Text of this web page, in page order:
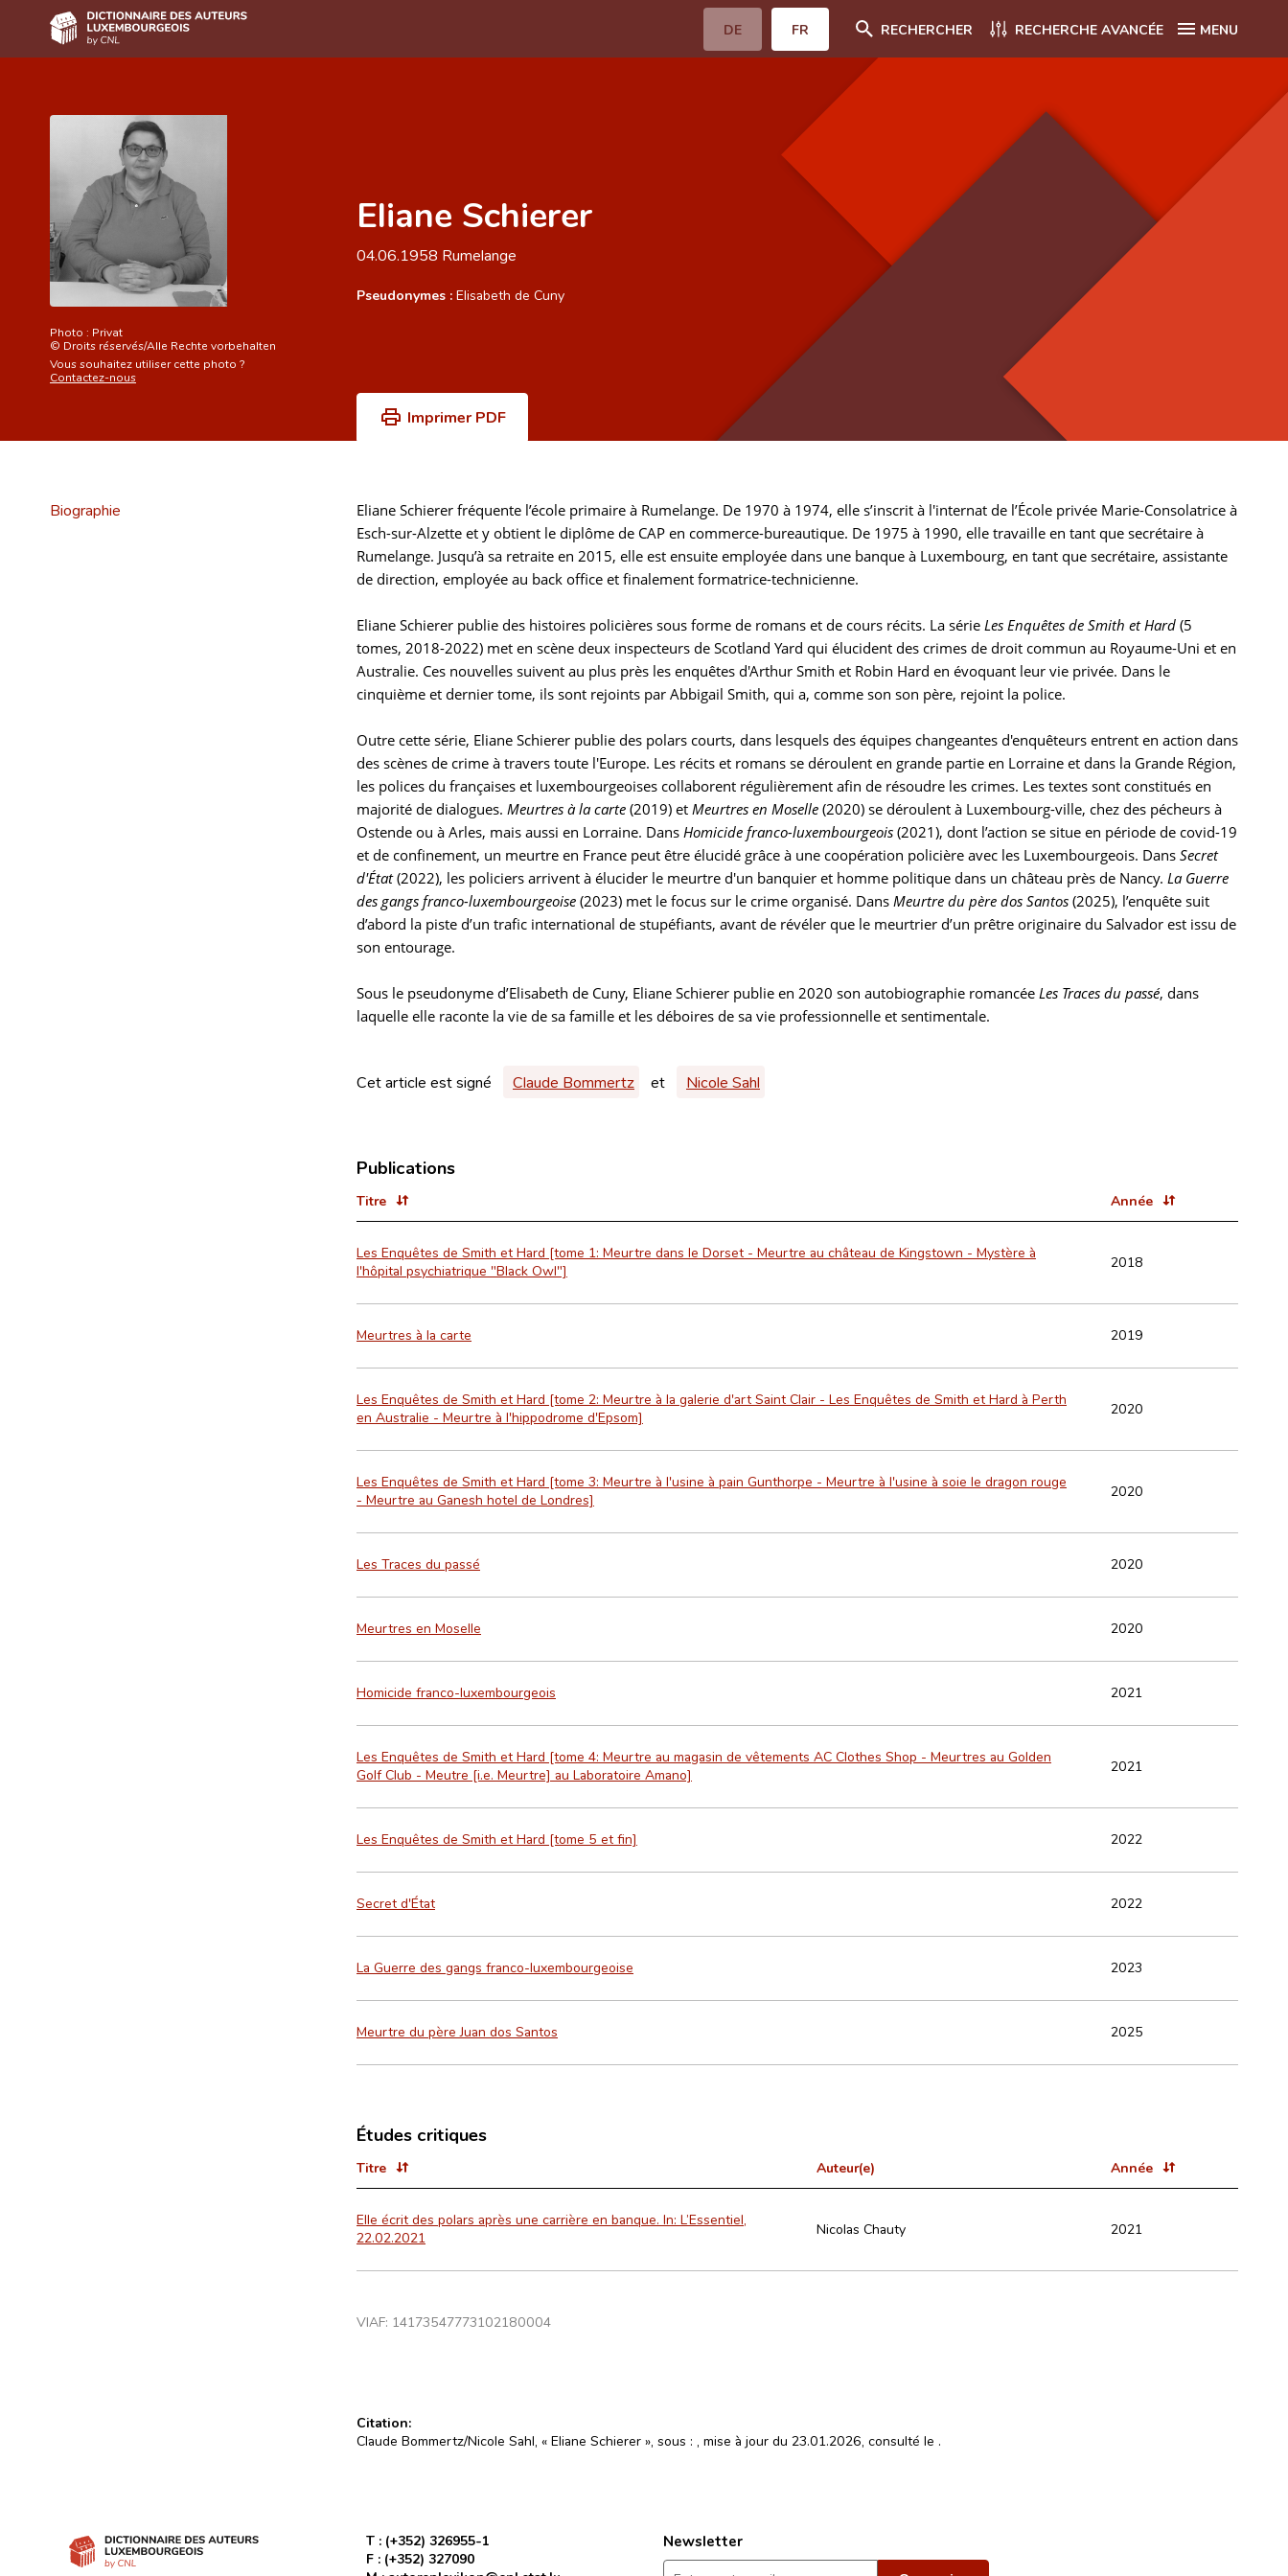
DE FR RECHERCHER RECHERCHE AVANCÉE MENU
Auteur(e)s A-Z
Recherche avancée
Foire aux questions
CNL
Équipe scientifique
Contact
Photo : Privat
© Droits réservés/Alle Rechte vorbehalten
Vous souhaitez utiliser cette photo ?
Contactez-nous
Eliane Schierer
04.06.1958 Rumelange
Pseudonymes : Elisabeth de Cuny
Imprimer PDF
Biographie
Eliane Schierer fréquente l’école primaire à Rumelange. De 1970 à 1974, elle s’inscrit à l'internat de l’École privée Marie-Consolatrice à
Esch-sur-Alzette et y obtient le diplôme de CAP en commerce-bureautique. De 1975 à 1990, elle travaille en tant que secrétaire à
Rumelange. Jusqu’à sa retraite en 2015, elle est ensuite employée dans une banque à Luxembourg, en tant que secrétaire, assistante
de direction, employée au back office et finalement formatrice-technicienne.
Eliane Schierer publie des histoires policières sous forme de romans et de cours récits. La série Les Enquêtes de Smith et Hard (5
tomes, 2018-2022) met en scène deux inspecteurs de Scotland Yard qui élucident des crimes de droit commun au Royaume-Uni et en
Australie. Ces nouvelles suivent au plus près les enquêtes d'Arthur Smith et Robin Hard en évoquant leur vie privée. Dans le
cinquième et dernier tome, ils sont rejoints par Abbigail Smith, qui a, comme son son père, rejoint la police.
Outre cette série, Eliane Schierer publie des polars courts, dans lesquels des équipes changeantes d'enquêteurs entrent en action dans
des scènes de crime à travers toute l'Europe. Les récits et romans se déroulent en grande partie en Lorraine et dans la Grande Région,
les polices du françaises et luxembourgeoises collaborent régulièrement afin de résoudre les crimes. Les textes sont constitués en
majorité de dialogues. Meurtres à la carte (2019) et Meurtres en Moselle (2020) se déroulent à Luxembourg-ville, chez des pécheurs à
Ostende ou à Arles, mais aussi en Lorraine. Dans Homicide franco-luxembourgeois (2021), dont l’action se situe en période de covid-19
et de confinement, un meurtre en France peut être élucidé grâce à une coopération policière avec les Luxembourgeois. Dans Secret
d'État(2022), les policiers arrivent à élucider le meurtre d'un banquier et homme politique dans un château près de Nancy. La Guerre
des gangs franco-luxembourgeoise (2023) met le focus sur le crime organisé. Dans Meurtre du père dos Santos (2025), l’enquête suit
d’abord la piste d’un trafic international de stupéfiants, avant de révéler que le meurtrier d’un prêtre originaire du Salvador est issu de
son entourage.
Sous le pseudonyme d’Elisabeth de Cuny, Eliane Schierer publie en 2020 son autobiographie romancée Les Traces du passé, dans
laquelle elle raconte la vie de sa famille et les déboires de sa vie professionnelle et sentimentale.
Cet article est signé Claude Bommertz et Nicole Sahl
Publications
Titre Année
Les Enquêtes de Smith et Hard [tome 1: Meurtre dans le Dorset - Meurtre au château de Kingstown - Mystère à
l'hôpital psychiatrique "Black Owl"]
2018
Meurtres à la carte 2019
Les Enquêtes de Smith et Hard [tome 2: Meurtre à la galerie d'art Saint Clair - Les Enquêtes de Smith et Hard à Perth
en Australie - Meurtre à l'hippodrome d'Epsom]
2020
Les Enquêtes de Smith et Hard [tome 3: Meurtre à l'usine à pain Gunthorpe - Meurtre à l'usine à soie le dragon rouge
- Meurtre au Ganesh hotel de Londres]
2020
Les Traces du passé 2020
Meurtres en Moselle 2020
Homicide franco-luxembourgeois 2021
Les Enquêtes de Smith et Hard [tome 4: Meurtre au magasin de vêtements AC Clothes Shop - Meurtres au Golden
Golf Club - Meutre [i.e. Meurtre] au Laboratoire Amano]
2021
Les Enquêtes de Smith et Hard [tome 5 et fin] 2022
Secret d'État 2022
La Guerre des gangs franco-luxembourgeoise 2023
Meurtre du père Juan dos Santos 2025
Études critiques
Titre Auteur(e) Année
Elle écrit des polars après une carrière en banque. In: L’Essentiel,
22.02.2021
Nicolas Chauty 2021
VIAF: 14173547773102180004
Citation:
Claude Bommertz/Nicole Sahl, « Eliane Schierer », sous : , mise à jour du 23.01.2026, consulté le .
T : (+352) 326955-1
F : (+352) 327090
Newsletter